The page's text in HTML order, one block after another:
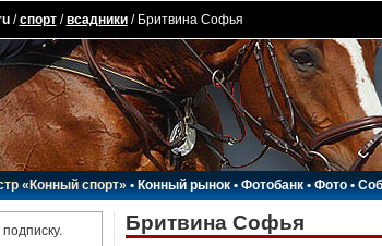
/спорт/всадники/ Бритвина Софья
«Конный спорт»•Конный рынок•Фотобанк •Фото•
подписку.
Бритвина Софья